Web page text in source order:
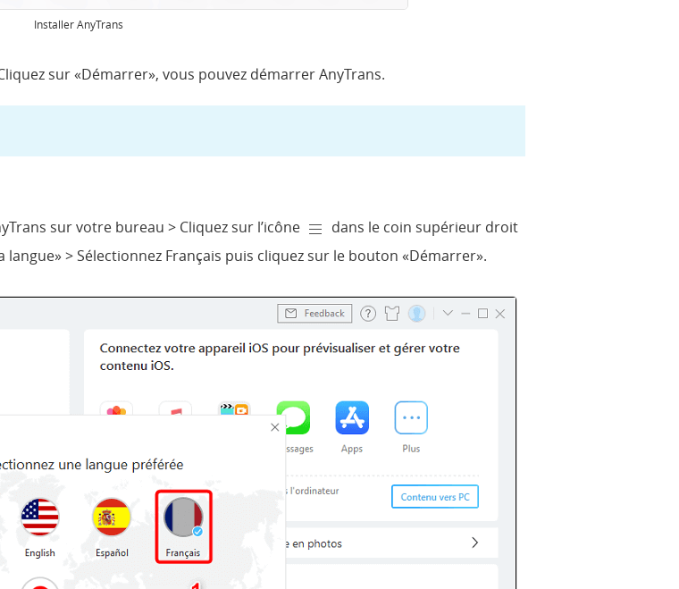
Installer AnyTrans
sur «Démarrer», vous pouvez démarrer AnyTrans.
sur votre bureau > Cliquez sur l’icône
dans le coin supérieur droit
langue» > Sélectionnez Français puis cliquez sur le bouton «Démarrer».